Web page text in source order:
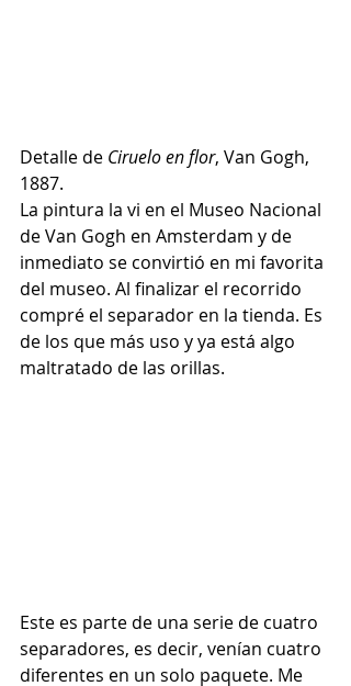
Detalle de Ciruelo en flor, Van Gogh,
1887.
La pintura la vi en el Museo Nacional
de Van Gogh en Amsterdam y de
inmediato se convirtió en mi favorita
del museo. Al finalizar el recorrido
compré el separador en la tienda. Es
de los que más uso y ya está algo
maltratado de las orillas.
Este es parte de una serie de cuatro
separadores, es decir, venían cuatro
diferentes en un solo paquete. Me